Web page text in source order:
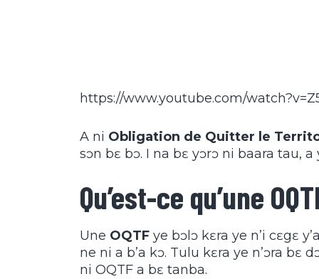
https://www.youtube.com/
A ni Obligation de Quitter le
sɔn bɛ bɔ. I na bɛ yɔrɔ ni baara tau,
Qu’est-ce qu’une
Une OQTF ye bɔlɔ kɛra ye n’i cɛgɛ
ne ni a b’a kɔ. Tulu kɛra ye n’ɔra bɛ
ni OQTF a bɛ tanba.